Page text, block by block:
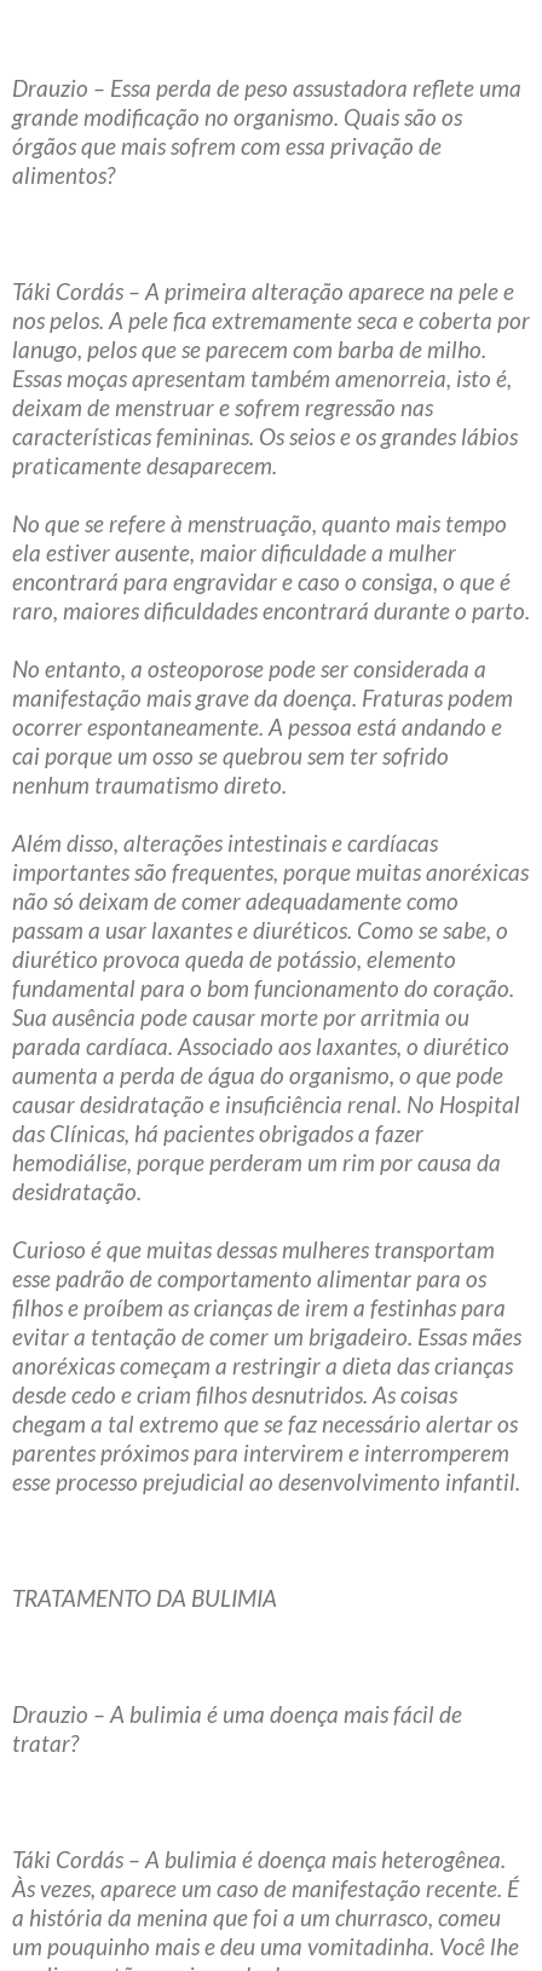
Drauzio – Essa perda de peso assustadora reflete uma
grande modificação no organismo. Quais são os
órgãos que mais sofrem com essa privação de
alimentos?
Táki Cordás – A primeira alteração aparece na pele e
nos pelos. A pele fica extremamente seca e coberta por
lanugo, pelos que se parecem com barba de milho.
Essas moças apresentam também amenorreia, isto é,
deixam de menstruar e sofrem regressão nas
características femininas. Os seios e os grandes lábios
praticamente desaparecem.
No que se refere à menstruação, quanto mais tempo
ela estiver ausente, maior dificuldade a mulher
encontrará para engravidar e caso o consiga, o que é
raro, maiores dificuldades encontrará durante o parto.
No entanto, a osteoporose pode ser considerada a
manifestação mais grave da doença. Fraturas podem
ocorrer espontaneamente. A pessoa está andando e
cai porque um osso se quebrou sem ter sofrido
nenhum traumatismo direto.
Além disso, alterações intestinais e cardíacas
importantes são frequentes, porque muitas anoréxicas
não só deixam de comer adequadamente como
passam a usar laxantes e diuréticos. Como se sabe, o
diurético provoca queda de potássio, elemento
fundamental para o bom funcionamento do coração.
Sua ausência pode causar morte por arritmia ou
parada cardíaca. Associado aos laxantes, o diurético
aumenta a perda de água do organismo, o que pode
causar desidratação e insuficiência renal. No Hospital
das Clínicas, há pacientes obrigados a fazer
hemodiálise, porque perderam um rim por causa da
desidratação.
Curioso é que muitas dessas mulheres transportam
esse padrão de comportamento alimentar para os
filhos e proíbem as crianças de irem a festinhas para
evitar a tentação de comer um brigadeiro. Essas mães
anoréxicas começam a restringir a dieta das crianças
desde cedo e criam filhos desnutridos. As coisas
chegam a tal extremo que se faz necessário alertar os
parentes próximos para intervirem e interromperem
esse processo prejudicial ao desenvolvimento infantil.
TRATAMENTO DA BULIMIA
Drauzio – A bulimia é uma doença mais fácil de
tratar?
Táki Cordás – A bulimia é doença mais heterogênea.
Às vezes, aparece um caso de manifestação recente. É
a história da menina que foi a um churrasco, comeu
um pouquinho mais e deu uma vomitadinha. Você lhe